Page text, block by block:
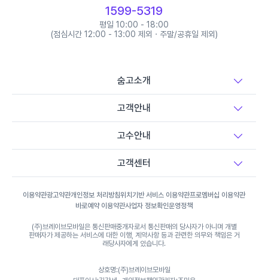
1599-5319
평일 10:00 - 18:00
(점심시간 12:00 - 13:00 제외 · 주말/공휴일 제외)
숨고소개
고객안내
고수안내
고객센터
이용약관광고약관개인정보 처리방침위치기반 서비스 이용약관프로멤버십 이용약관
바로예약 이용약관사업자 정보확인운영정책
(주)브레이브모바일은 통신판매중개자로서 통신판매의 당사자가 아니며 개별
판매자가 제공하는 서비스에 대한 이행, 계약사항 등과 관련한 의무와 책임은 거
래당사자에게 있습니다.
상호명:(주)브레이브모바일